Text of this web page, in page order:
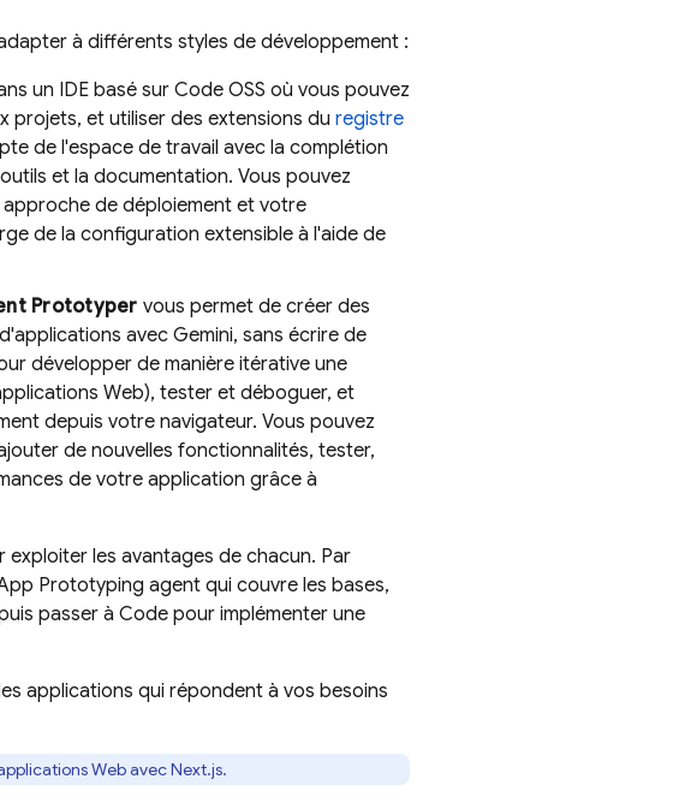
à différents styles de développement :
un IDE basé sur Code OSS où vous pouvez
projets, et utiliser des extensions du registre
de l'espace de travail avec la complétion
et la documentation. Vous pouvez
de déploiement et votre
de la configuration extensible à l'aide de
Prototyper vous permet de créer des
avec Gemini, sans écrire de
développer de manière itérative une
Web), tester et déboguer, et
depuis votre navigateur. Vous pouvez
de nouvelles fonctionnalités, tester,
de votre application grâce à
les avantages de chacun. Par
Prototyping agentqui couvre les bases,
passer à Code pour implémenter une
applications qui répondent à vos besoins
Web avec Next.js.